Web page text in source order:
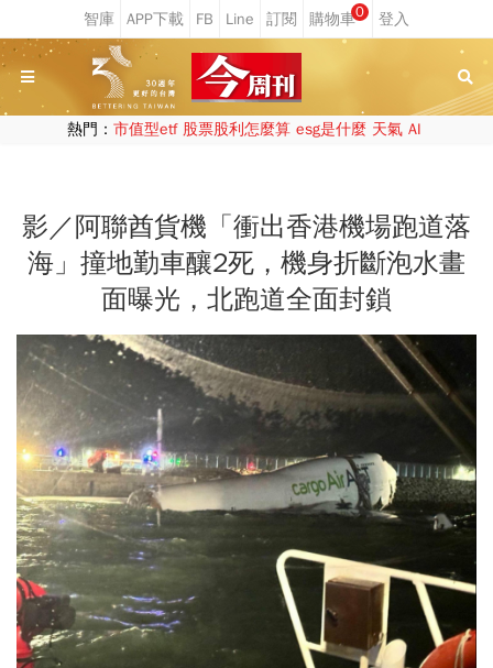
0
熱門： 市值型etf 股票股利怎麼算 esg是什麼 天氣 AI
影／阿聯酋貨機「衝出香港機場跑道落
海」撞地勤車釀2死，機身折斷泡水畫
面曝光，北跑道全面封鎖